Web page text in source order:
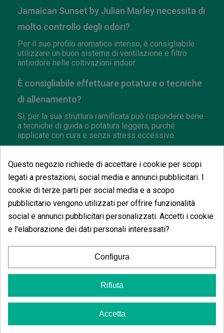
Jamaican Sunset by Julian Marley necessita di
molto controllo degli odori?
Per il suo profilo aromatico intenso, è consigliabile
utilizzare un buon sistema di ventilazione e filtro
antiodore nelle coltivazioni indoor.
È consigliabile effettuare potature o tecniche
di allenamento?
Sì, per la sua struttura ramificata può rispondere bene
a tecniche di guida o potatura leggera, purché
applicate con cura e senza stress eccessivo.
Può funzionare bene in zone dove la fine dell'estate e
l'inizio dell'autunno sono stabili, poiché la sua raccolta
all'aperto è prevista per fine settembre.
È una varietà adatta a spazi di coltivazione
ridotti?
Può essere coltivata indoor, ma è opportuno
controllare la sua struttura e ramificazione per
sfruttare al meglio lo spazio disponibile.
Potrebbe anche piacerti
Questo negozio richiede di accettare i cookie per scopi
legati a prestazioni, social media e annunci pubblicitari. I
cookie di terze parti per social media e a scopo
pubblicitario vengono utilizzati per offrire funzionalità
social e annunci pubblicitari personalizzati. Accetti i cookie
e l'elaborazione dei dati personali interessati?
Configura
Rifiuta
Accetta